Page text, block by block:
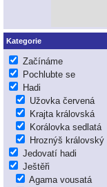
Kategorie
Začínáme
Pochlubte se
Hadi
Užovka červená
Krajta královská
Korálovka sedlatá
Hroznýš královský
Jedovatí hadi
Ještěři
Agama vousatá